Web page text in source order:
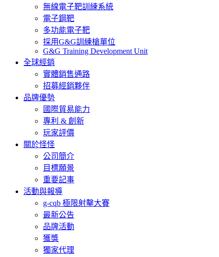
無線電子靶訓練系統
電子鋼靶
多功能電子靶
採用G&G訓練槍單位
G&G Training Development Unit
全球經銷
實體銷售通路
招募經銷夥伴
品牌優勢
國際貿易能力
專利 & 創新
玩家評價
關於怪怪
公司簡介
目標願景
重要記事
活動與報導
g-cqb 極限射擊大賽
最新公告
品牌活動
獲獎
獨家代理